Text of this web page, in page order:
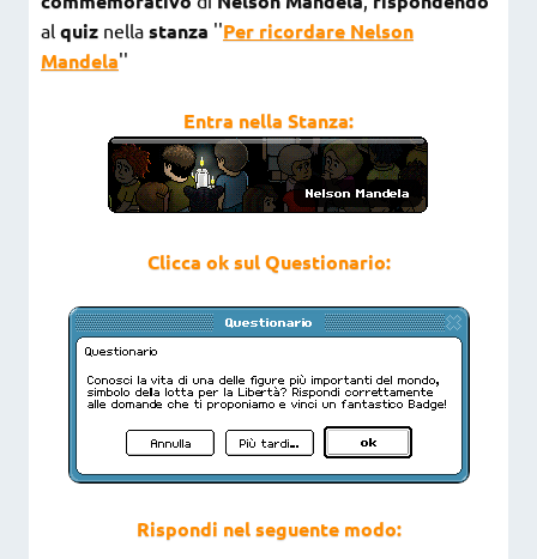
al quiz nella stanza ''Per ricordare Nelson
Mandela''
Entra nella Stanza:
Clicca ok sul Questionario:
Rispondi nel seguente modo: